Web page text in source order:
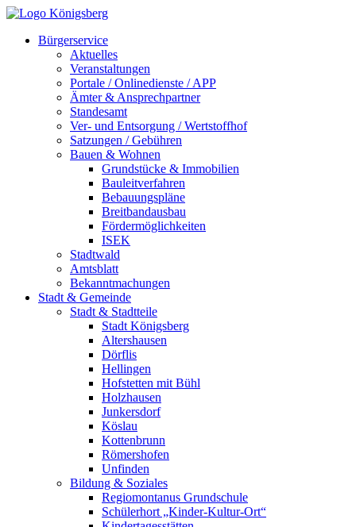
Bürgerservice
Aktuelles
Veranstaltungen
Portale / Onlinedienste / APP
Ämter & Ansprechpartner
Standesamt
Ver- und Entsorgung / Wertstoffhof
Satzungen / Gebühren
Bauen & Wohnen
Grundstücke & Immobilien
Bauleitverfahren
Bebauungspläne
Breitbandausbau
Fördermöglichkeiten
ISEK
Stadtwald
Amtsblatt
Bekanntmachungen
Stadt & Gemeinde
Stadt & Stadtteile
Stadt Königsberg
Altershausen
Dörflis
Hellingen
Hofstetten mit Bühl
Holzhausen
Junkersdorf
Köslau
Kottenbrunn
Römershofen
Unfinden
Bildung & Soziales
Regiomontanus Grundschule
Schülerhort „Kinder-Kultur-Ort“